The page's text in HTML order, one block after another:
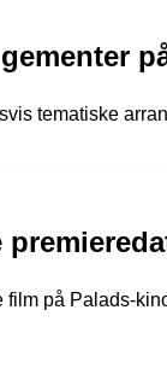
tematiske
på Palads-